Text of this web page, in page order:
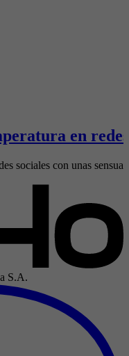
en
sociales con unas
S.A.